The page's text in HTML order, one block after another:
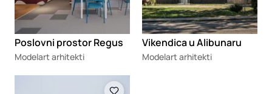
Poslovni prostor Regus
Modelart arhitekti
Vikendica u Alibunaru
Modelart arhitekti